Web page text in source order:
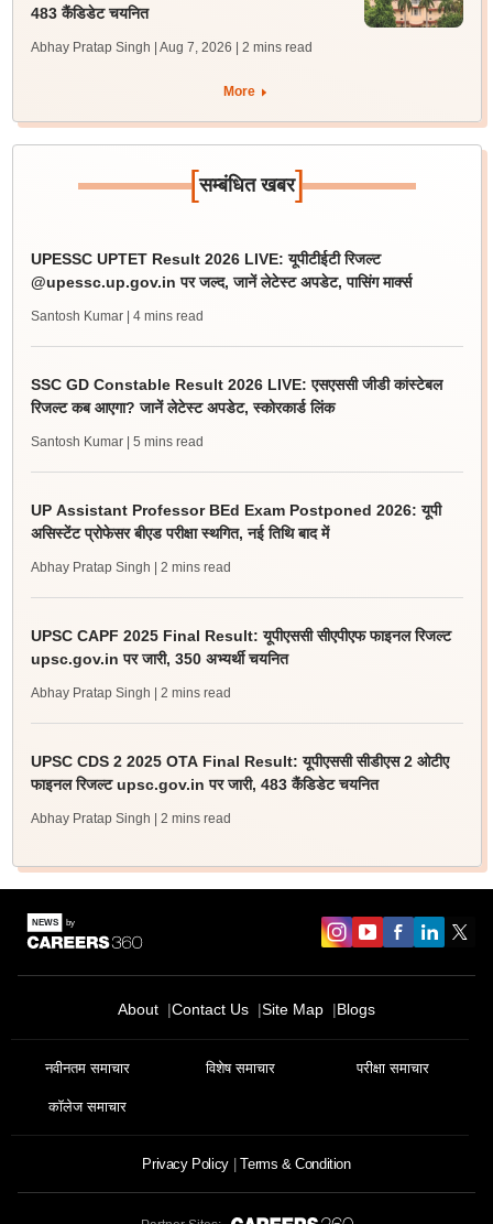
483 कैंडिडेट चयनित
Abhay Pratap Singh | Aug 7, 2026 | 2 mins read
More
[सम्बंधित खबर]
UPESSC UPTET Result 2026 LIVE: यूपीटीईटी रिजल्ट
@upessc.up.gov.in पर जल्द, जानें लेटेस्ट अपडेट, पासिंग मार्क्स
Santosh Kumar | 4 mins read
SSC GD Constable Result 2026 LIVE: एसएससी जीडी कांस्टेबल
रिजल्ट कब आएगा? जानें लेटेस्ट अपडेट, स्कोरकार्ड लिंक
Santosh Kumar | 5 mins read
UP Assistant Professor BEd Exam Postponed 2026: यूपी
असिस्टेंट प्रोफेसर बीएड परीक्षा स्थगित, नई तिथि बाद में
Abhay Pratap Singh | 2 mins read
UPSC CAPF 2025 Final Result: यूपीएससी सीएपीएफ फाइनल रिजल्ट
upsc.gov.in पर जारी, 350 अभ्यर्थी चयनित
Abhay Pratap Singh | 2 mins read
UPSC CDS 2 2025 OTA Final Result: यूपीएससी सीडीएस 2 ओटीए
फाइनल रिजल्ट upsc.gov.in पर जारी, 483 कैंडिडेट चयनित
Abhay Pratap Singh | 2 mins read
About Contact Us Site Map Blogs
नवीनतम समाचार विशेष समाचार परीक्षा समाचार
कॉलेज समाचार
Privacy Policy Terms & Condition